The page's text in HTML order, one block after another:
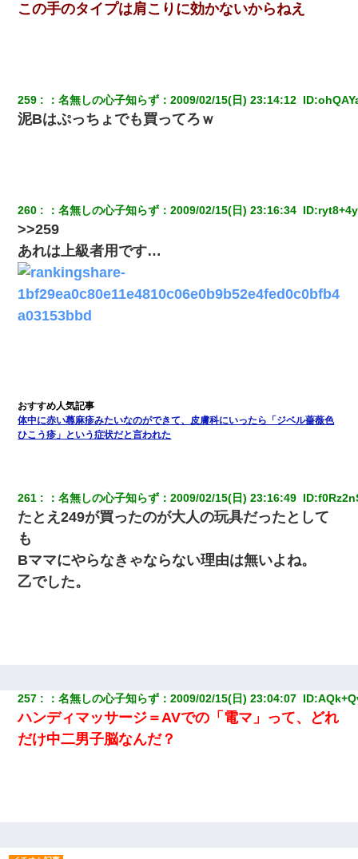
ら・・・
この手のタイプは肩こりに効かないからねえ
259 ：名無しの心子知らず ：2009/02/15(日) 23:14:12 ID:
泥Bはぷっちょでも買ってろｗ
260 ：名無しの心子知らず ：2009/02/15(日) 23:16:34 ID:
>>259
あれは上級者用です…
体中に赤い蕁麻疹みたいなのができて、皮膚科にいったら「ジベル薔薇色
ひこう疹」という症状だと言われた
261 ：名無しの心子知らず ：2009/02/15(日) 23:16:49 ID:
たとえ249が買ったのが大人の玩具だったとして
も
Bママにやらなきゃならない理由は無いよね。
乙でした。
257 ：名無しの心子知らず ：2009/02/15(日) 23:04:07 ID:
ハンディマッサージ＝AVでの「電マ」って、どれ
だけ中二男子脳なんだ？